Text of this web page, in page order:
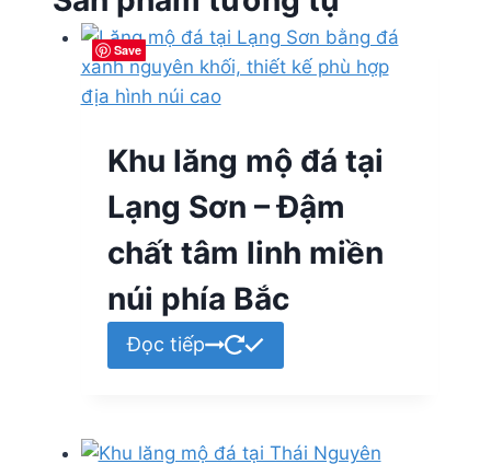
Save
Khu lăng mộ đá tại
Lạng Sơn – Đậm
chất tâm linh miền
núi phía Bắc
Đọc tiếp
Save
Save
Save